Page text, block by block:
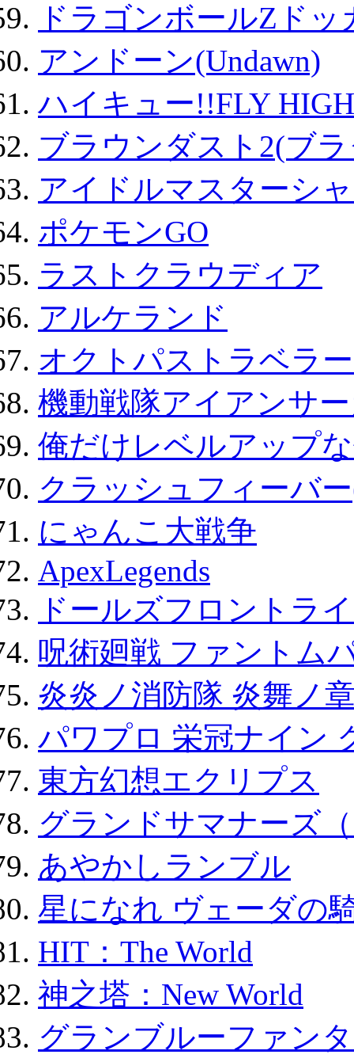
ドラゴンボールZド
アンドーン(Undawn)
ハイキュー!!FLY HIGH
ブラウンダスト2(ブ
アイドルマスターシ
ポケモンGO
ラストクラウディア
アルケランド
オクトパストラベラ
機動戦隊アイアンサ
俺だけレベルアップ
クラッシュフィーバ
にゃんこ大戦争
ApexLegends
ドールズフロントラ
呪術廻戦 ファントム
炎炎ノ消防隊 炎舞ノ
パワプロ 栄冠ナイン
東方幻想エクリプス
グランドサマナーズ
あやかしランブル
星になれ ヴェーダの
HIT：The World
神之塔：New World
グランブルーファン